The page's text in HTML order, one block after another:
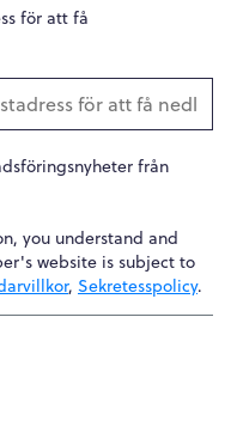
för att få
från
you understand and
website is subject to
, Sekretesspolicy.